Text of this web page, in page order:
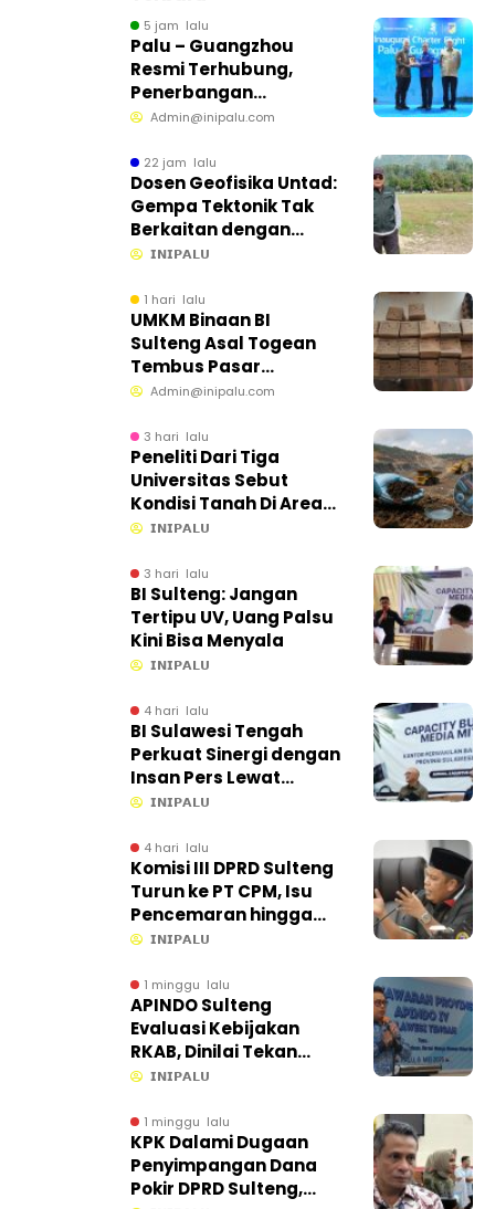
5 jam lalu
Palu – Guangzhou
Resmi Terhubung,
Penerbangan
Internasional Perdana
Tengah
Admin@inipalu.com
22 jam lalu
Dosen Geofisika Untad:
Gempa Tektonik Tak
Berkaitan dengan
Aktivitas Tambang
𝗜𝗡𝗜𝗣𝗔𝗟𝗨
1 hari lalu
UMKM Binaan BI
Sulteng Asal Togean
Tembus Pasar
Internasional
Admin@inipalu.com
3 hari lalu
Peneliti Dari Tiga
Universitas Sebut
Kondisi Tanah Di Area
CPM Masih Baik
𝗜𝗡𝗜𝗣𝗔𝗟𝗨
3 hari lalu
BI Sulteng: Jangan
Tertipu UV, Uang Palsu
Kini Bisa Menyala
𝗜𝗡𝗜𝗣𝗔𝗟𝗨
4 hari lalu
BI Sulawesi Tengah
Perkuat Sinergi dengan
Insan Pers Lewat
Capacity Building di
𝗜𝗡𝗜𝗣𝗔𝗟𝗨
4 hari lalu
Komisi III DPRD Sulteng
Turun ke PT CPM, Isu
Pencemaran hingga
Kontribusi PAD Jadi
𝗜𝗡𝗜𝗣𝗔𝗟𝗨
1 minggu lalu
APINDO Sulteng
Evaluasi Kebijakan
RKAB, Dinilai Tekan
Efisiensi Ekonomi
𝗜𝗡𝗜𝗣𝗔𝗟𝗨
1 minggu lalu
KPK Dalami Dugaan
Penyimpangan Dana
Pokir DPRD Sulteng,